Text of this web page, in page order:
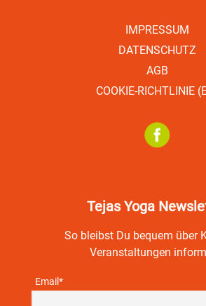
IMPRESSUM
DATENSCHUTZ
AGB
COOKIE-RICHTLINIE
Tejas Yoga
So bleibst Du bequem über
Veranstaltungen
Email*